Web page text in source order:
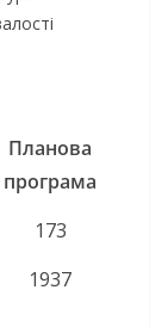
Планова
програма
173
1937